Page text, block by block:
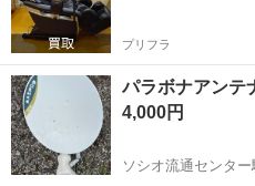
プリフラ
パラボナアン
4,000円
ソシオ流通センター